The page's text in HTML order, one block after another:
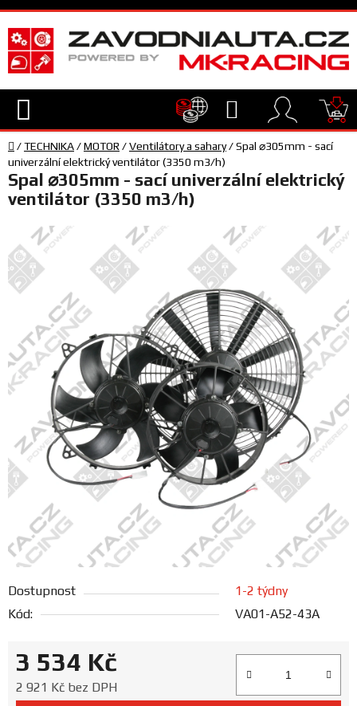
Přejít
na
obsah
Hledat
TECHNIKA
VYBAVENÍ
JEZDEC
TÝM
SERVIS
FANOUŠCI
Profil
firmy
Obchodní
podmínky
Doprava
Blog
a
katalogy
Domů
/TECHNIKA/MOTOR /Ventilátory a sahary/Spal ⌀305mm - sací
univerzální elektrický ventilátor (3350 m3/h)
Dostupnost
1-2 týdny
Kód:
VA01-A52-43A
3 534 Kč
2 921 Kč bez DPH
Spal ⌀305mm - sací univerzální elektrický
ventilátor (3350 m3/h)